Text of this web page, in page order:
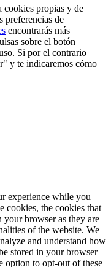
propias y de
preferencias de
encontrarás más
sobre el botón
Si por el contrario
y te indicaremos cómo
experience while you
cookies, the cookies that
your browser as they are
of the website. We
and understand how
stored in your browser
option to opt-out of these